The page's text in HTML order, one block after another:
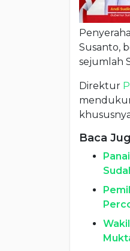
Susanto,
sejumlah
Direktur
Baca